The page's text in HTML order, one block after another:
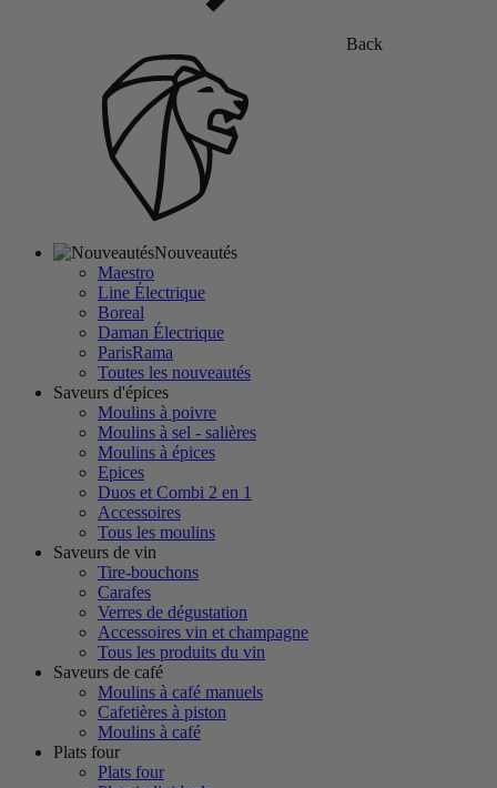
Back
Nouveautés
Maestro
Line Électrique
Boreal
Daman Électrique
ParisRama
Toutes les nouveautés
Saveurs d'épices
Moulins à poivre
Moulins à sel - salières
Moulins à épices
Epices
Duos et Combi 2 en 1
Accessoires
Tous les moulins
Saveurs de vin
Tire-bouchons
Carafes
Verres de dégustation
Accessoires vin et champagne
Tous les produits du vin
Saveurs de café
Moulins à café manuels
Cafetières à piston
Moulins à café
Plats four
Plats four